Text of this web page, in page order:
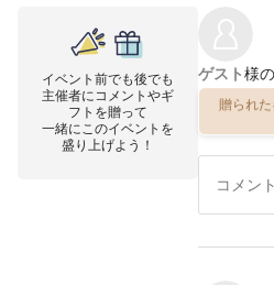
イベント前でも後でも
主催者にコメントやギ
フトを贈って
一緒にこのイベントを
盛り上げよう！
ゲスト様
贈られ